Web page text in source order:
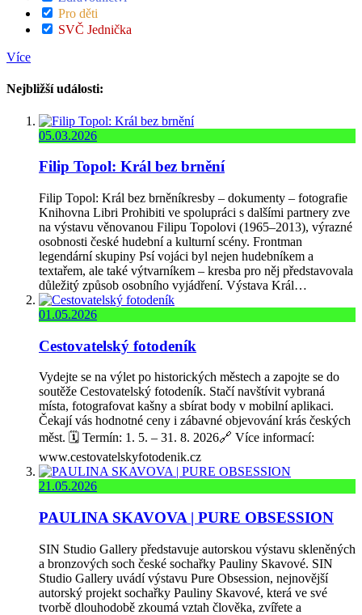
Pro děti
SVČ Jednička
Více
Nejbližší události:
05.03.2026
Filip Topol: Král bez brnění
Filip Topol: Král bez brněníkresby – dokumenty – fotografie
Knihovna Libri Prohibiti ve spolupráci s dalšími partnery zve
na výstavu věnovanou Filipu Topolovi (1965–2013), výrazné
osobnosti české hudební a kulturní scény. Frontman
legendární skupiny Psí vojáci byl nejen hudebníkem a
textařem, ale také výtvarníkem – kresba pro něj představovala
důležitý způsob osobního vyjádření. Výstava Král…
01.05.2026
Cestovatelský fotodeník
Vydejte se na výlet po historických městech a zapojte se do
soutěže Cestovatelský fotodeník. Stačí navštívit vybraná
místa, fotografovat kašny a sbírat body v mobilní aplikaci.
Čekají vás hodnotné ceny i zábavné objevování krás českých
měst. 🗓️ Termín: 1. 5. – 31. 8. 2026🔗 Více informací:
www.cestovatelskyfotodenik.cz
21.05.2026
PAULINA SKAVOVA | PURE OBSESSION
SIN Studio Gallery představuje autorskou výstavu skleněných
a bronzových soch české sochařky Pauliny Skavové. SIN
Studio Gallery uvádí výstavu Pure Obsession, nejnovější
autorský projekt sochařky Pauliny Skavové, která ve své
tvorbě dlouhodobě zkoumá vztah člověka, zvířete a